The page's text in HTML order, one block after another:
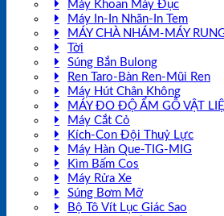
Máy Khoan Máy Đục
Máy In-In Nhãn-In Tem
MÁY CHÀ NHÁM-MÁY
Tời
Súng Bắn Bulong
Ren Taro-Bàn Ren-Mũi Ren
Máy Hút Chân Không
MÁY ĐO ĐỘ ẨM GỖ VẬT
Máy Cắt Cỏ
Kích-Con Đội Thuỷ Lực
Máy Hàn Que-TIG-MIG
Kìm Bấm Cos
Máy Rửa Xe
Súng Bơm Mỡ
Bộ Tô Vít Lục Giác Sao